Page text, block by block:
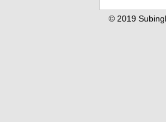
© 2019